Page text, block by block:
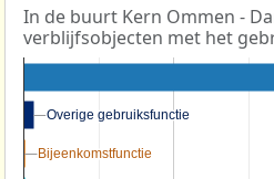
In de buurt Kern Ommen -
verblijfsobjecten met het
Overige gebruiksfunctie
Overige gebruiksfunctie
Bijeenkomstfunctie
Bijeenkomstfunctie